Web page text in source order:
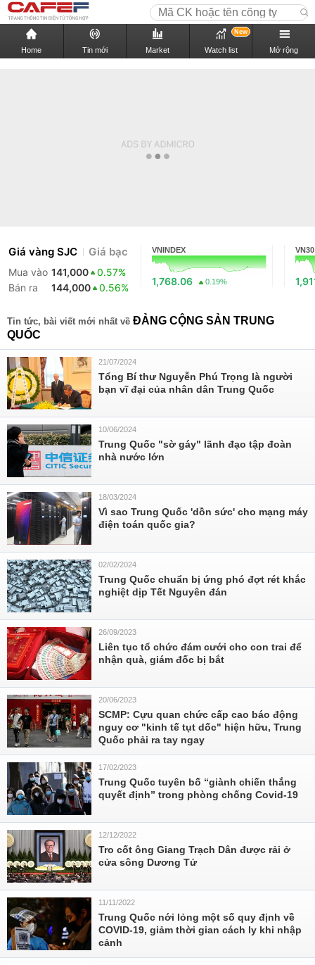
Home Tin mới Market Watch list
New
Mở rộng
Giá vàng SJC Giá bạc
Mua vào 141,000
0.57%
Bán ra
144,000 0.56%
VNINDEX
1,768.06 0.19%
VN30
Tin tức, bài viết mới nhất về ĐẢNG CỘNG SẢN TRUNG
QUỐC
21/07/2024
Tổng Bí thư Nguyễn Phú Trọng là người
bạn vĩ đại của nhân dân Trung Quốc
10/06/2024
Trung Quốc "sờ gáy" lãnh đạo tập đoàn
nhà nước lớn
18/03/2024
Vì sao Trung Quốc 'dồn sức' cho mạng máy
điện toán quốc gia?
02/02/2024
Trung Quốc chuẩn bị ứng phó đợt rét khắc
nghiệt dịp Tết Nguyên đán
26/09/2023
Liên tục tổ chức đám cưới cho con trai để
nhận quà, giám đốc bị bắt
20/06/2023
SCMP: Cựu quan chức cấp cao báo động
nguy cơ "kinh tế tụt dốc" hiện hữu, Trung
Quốc phải ra tay ngay
17/02/2023
Trung Quốc tuyên bố “giành chiến thắng
quyết định” trong phòng chống Covid-19
12/12/2022
Tro cốt ông Giang Trạch Dân được rải ở
cửa sông Dương Tử
11/11/2022
Trung Quốc nới lỏng một số quy định về
COVID-19, giảm thời gian cách ly khi nhập
cảnh